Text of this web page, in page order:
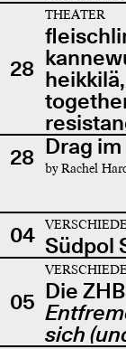
28
THEATER
28 Drag im
by Rachel
04 Südpol
05 Die
sich